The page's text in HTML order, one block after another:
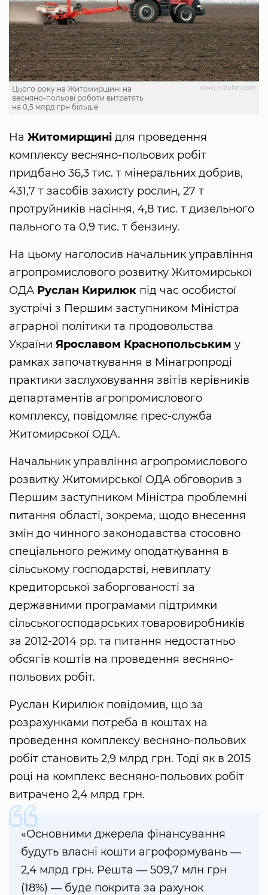
www.nibulon.com
Цього року на Житомирщині на
весняно-польові роботи витратять
на 0,5 млрд грн більше
На Житомирщині для проведення
комплексу весняно-польових робіт
придбано 36,3 тис. т мінеральних добрив,
431,7 т засобів захисту рослин, 27 т
протруйників насіння, 4,8 тис. т дизельного
пального та 0,9 тис. т бензину.
На цьому наголосив начальник управління
агропромислового розвитку Житомирської
ОДА Руслан Кирилюк під час особистої
зустрічі з Першим заступником Міністра
аграрної політики та продовольства
України Ярославом Краснопольським у
рамках започаткування в Мінагропроді
практики заслуховування звітів керівників
департаментів агропромислового
комплексу, повідомляє прес-служба
Житомирської ОДА.
Начальник управління агропромислового
розвитку Житомирської ОДА обговорив з
Першим заступником Міністра проблемні
питання області, зокрема, щодо внесення
змін до чинного законодавства стосовно
спеціального режиму оподаткування в
сільському господарстві, невиплату
кредиторської заборгованості за
державними програмами підтримки
сільськогосподарських товаровиробників
за 2012-2014 рр. та питання недостатньо
обсягів коштів на проведення весняно-
польових робіт.
Руслан Кирилюк повідомив, що за
розрахунками потреба в коштах на
проведення комплексу весняно-польових
робіт становить 2,9 млрд грн. Тоді як в 2015
році на комплекс весняно-польових робіт
витрачено 2,4 млрд грн.
«Основними джерела фінансування
будуть власні кошти агроформувань ―
2,4 млрд грн. Решта ― 509,7 млн грн
(18%) ― буде покрита за рахунок